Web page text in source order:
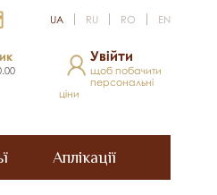
UA RU RO EN
Увійти
щоб побачити
персональні
ціни
Аплікації